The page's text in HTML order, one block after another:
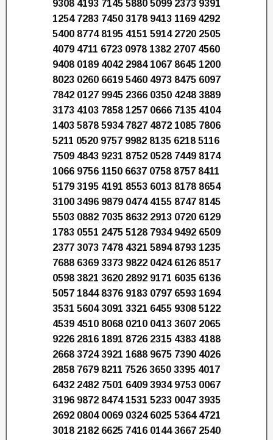
9308 4193 7145 5880 5099 2373 9391
1254 7283 7450 3178 9413 1169 4292
5400 8774 8195 4151 5914 2720 2505
4079 4711 6723 0978 1382 2707 4560
9408 0189 4042 2984 1067 8645 1200
8023 0260 6619 5460 4973 8475 6097
7842 0127 9945 2366 0350 4248 3889
3173 4103 7858 1257 0666 7135 4104
1403 5878 5934 7827 4872 1085 7806
5211 0520 9757 9982 8135 6218 5116
7509 4843 9231 8752 0528 7449 8174
1066 9756 1150 6637 0758 8757 8411
5179 3195 4191 8553 6013 8178 8654
3100 3496 9879 0474 4155 8747 8145
5503 0882 7035 8632 2913 0720 6129
1783 0551 2475 5128 7934 9492 6509
2377 3073 7478 4321 5894 8793 1235
7688 6369 3373 9822 0424 6126 8517
0598 3821 3620 2892 9171 6035 6136
5057 1844 8376 9183 0797 6593 1694
3531 5604 3091 3321 6455 9308 5122
4539 4510 8068 0210 0413 3607 2065
9226 2816 1891 8726 2315 4383 4188
2668 3724 3921 1688 9675 7390 4026
2858 7679 8211 7526 3650 3395 4017
6432 2482 7501 6409 3934 9753 0067
3196 9872 8474 1531 5233 0047 3935
2692 0804 0069 0324 6025 5364 4721
3018 2182 6625 7416 0144 3667 2540